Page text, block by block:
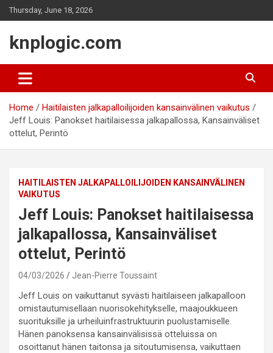
Skip
to
Thursday, June 18, 2026
knplogic.com
Home
Haitilaisten jalkapalloilijoiden kansainvälinen vaikutus
Jeff Louis: Panokset haitilaisessa jalkapallossa, Kansainväliset
ottelut, Perintö
HAITILAISTEN JALKAPALLOILIJOIDEN KANSAINVÄLINEN
VAIKUTUS
Jeff Louis: Panokset haitilaisessa
jalkapallossa, Kansainväliset
ottelut, Perintö
04/03/2026 Jean-Pierre Toussaint
Jeff Louis on vaikuttanut syvästi haitilaiseen jalkapalloon
omistautumisellaan nuorisokehitykselle, maajoukkueen
suorituksille ja urheiluinfrastruktuurin puolustamiselle.
Hänen panoksensa kansainvälisissä otteluissa on
osoittanut hänen taitonsa ja sitoutumisensa, vaikuttaen